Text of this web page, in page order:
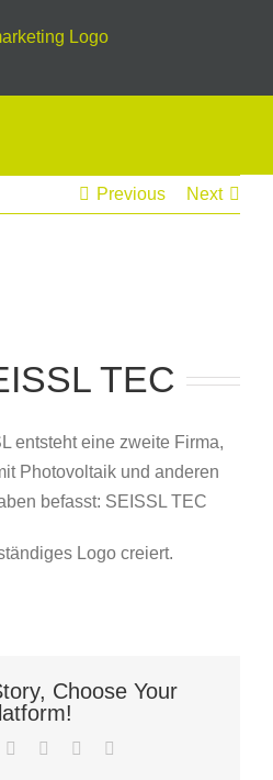
Previous Next
TEC
entsteht eine zweite Firma,
Photovoltaik und anderen
befasst: SEISSL TEC
Logo creiert.
Choose Your
LinkedInWhatsApp
Pinterest